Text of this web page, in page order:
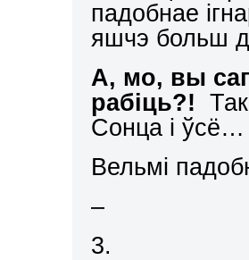
падобнае
яшчэ больш
А, мо, вы
рабіць?!
Сонца і ўсё…
Вельмі
–
3.